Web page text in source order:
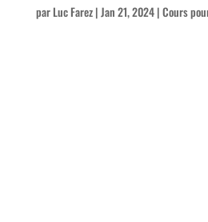
parLuc Farez|Jan 21, 2024|Cours